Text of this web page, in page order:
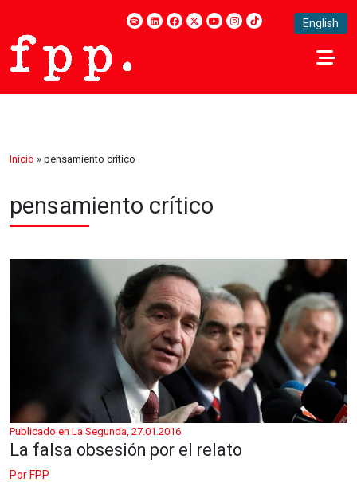
English
Inicio » pensamiento crítico
pensamiento crítico
Publicado en La Segunda, 27.01.2016
La falsa obsesión por el relato
Por FPP